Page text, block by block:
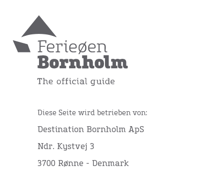
Diese Seite wird betrieben von:
Destination Bornholm ApS
Ndr. Kystvej 3
3700 Rønne - Denmark